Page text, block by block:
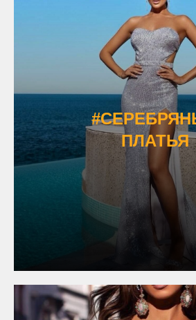
ПЛАТЬЯ